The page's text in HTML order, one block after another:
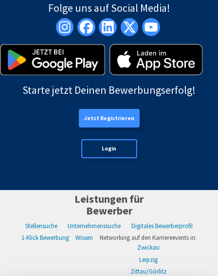
Folge uns auf Social Media!
Starte jetzt Deinen Bewerbungserfolg!
Jetzt Registrieren
Login
Leistungen für
Bewerber
Stellensuche Unternehmenssuche
Digitales Bewerberprofil
1-Klick Bewerbung
Wissen
Networking auf den Karriereevents in:
Zwickau
Leipzig
Zittau/Görlitz